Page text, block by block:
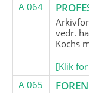
A 064
vedr.
Kochs
[Klik
A 065